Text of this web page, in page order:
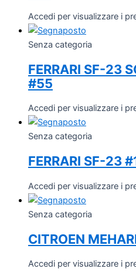
Accedi per visualizzare i
Senza categoria
FERRARI SF-23
#55
Accedi per visualizzare i
Senza categoria
FERRARI SF-23
Accedi per visualizzare i
Senza categoria
CITROEN
Accedi per visualizzare i